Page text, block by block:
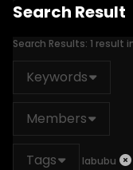
Search Result
Search Results: 1 result
Keywords
Members
Tags labubu